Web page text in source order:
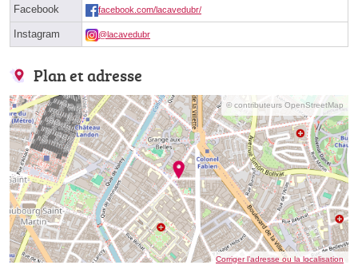
Facebook facebook.com/lacavedubr/
Instagram @lacavedubr
Plan et adresse
© contributeurs OpenStreetMap
Corriger l’adresse ou la localisation